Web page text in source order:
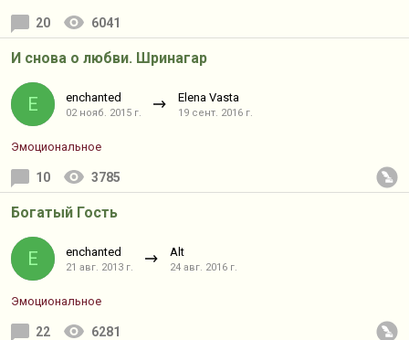
20 6041
И снова о любви. Шринагар
E enchanted
02 нояб. 2015 г.
Elena Vasta
19 сент. 2016 г.
Эмоциональное
10 3785
Богатый Гость
E enchanted
21 авг. 2013 г.
Alt
24 авг. 2016 г.
Эмоциональное
22 6281